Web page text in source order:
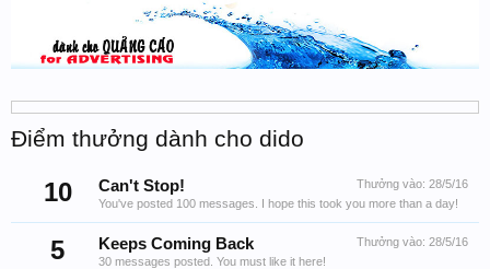
Điểm thưởng dành cho dido
10 Thưởng vào: 28/5/16
Can't Stop!
You've posted 100 messages. I hope this took you more than a day!
5 Thưởng vào: 28/5/16
Keeps Coming Back
30 messages posted. You must like it here!